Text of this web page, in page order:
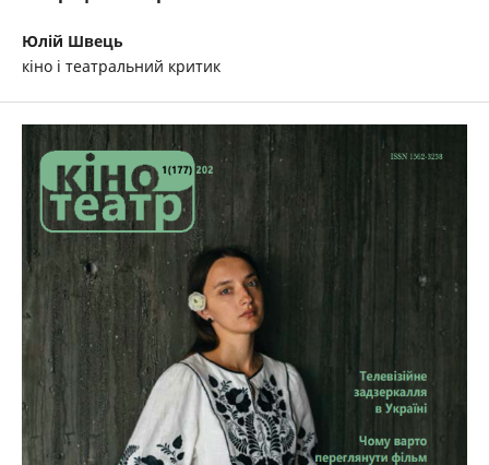
Юлій Швець
кіно і театральний критик